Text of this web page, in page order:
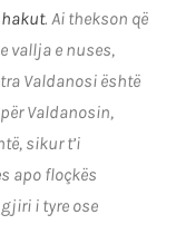
. Ai thekson që
vallja e nuses,
Valdanosi është
Valdanosin,
sikur t’i
apo floçkës
i tyre ose